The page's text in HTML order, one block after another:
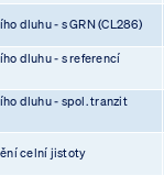
dluhu - s GRN (CL286)
dluhu - s referencí
dluhu - spol. tranzit
celní jistoty